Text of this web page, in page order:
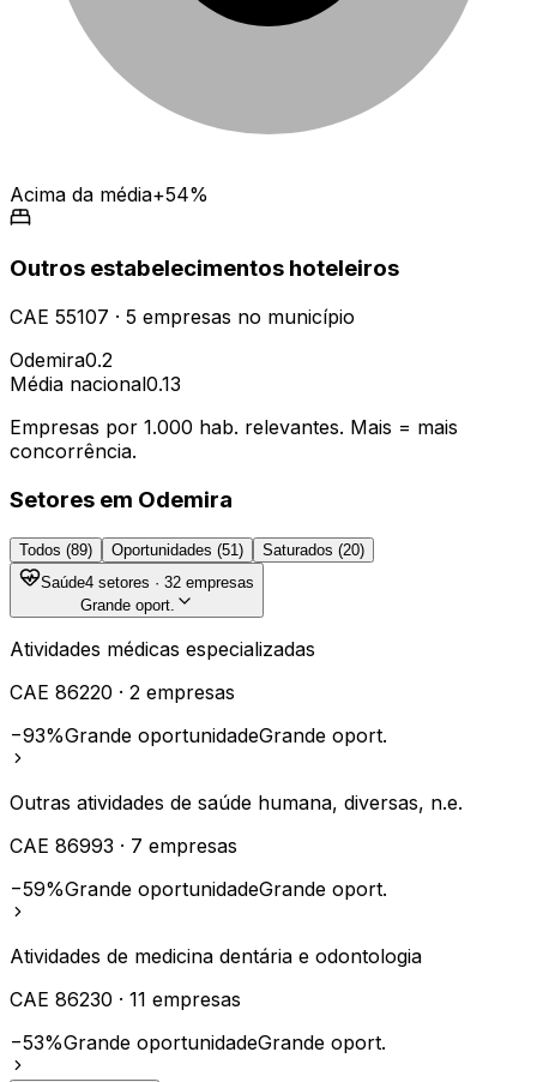
Acima da média+54%
Outros estabelecimentos hoteleiros
CAE 55107 · 5 empresas no município
Odemira0.2
Média nacional0.13
Empresas por 1.000 hab. relevantes. Mais = mais
concorrência.
Setores em Odemira
Todos (89) Oportunidades (51) Saturados (20)
Saúde4 setores · 32 empresas
Grande oport.
Atividades médicas especializadas
CAE 86220 · 2 empresas
−93%Grande oportunidadeGrande oport.
Outras atividades de saúde humana, diversas, n.e.
CAE 86993 · 7 empresas
−59%Grande oportunidadeGrande oport.
Atividades de medicina dentária e odontologia
CAE 86230 · 11 empresas
−53%Grande oportunidadeGrande oport.